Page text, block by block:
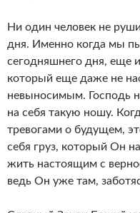
Ни один человек не
дня. Именно когда мы
сегодняшнего дня, еще
который еще даже не
невыносимым. Господь
на себя такую ношу.
тревогами о будущем,
себя груз, который Он
жить настоящим с
ведь Он уже там,